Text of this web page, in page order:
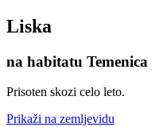
Liska
na habitatu Temenica
Prisoten skozi celo leto.
Prikaži na zemljevidu